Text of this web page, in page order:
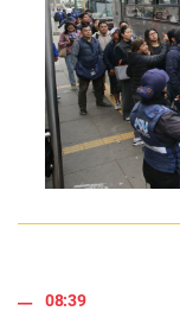
08:39